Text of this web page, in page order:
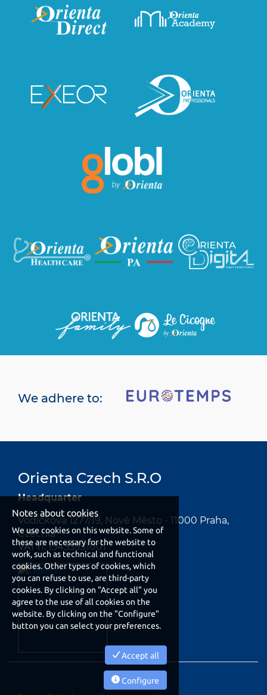
We adhere to:
Orienta Czech S.R.O
Headquarter
Vodičkova 1277/19, Nové Město - 11000 Praha,
Czechia
VAT n. 15433931001
Notes about cookies
We use cookies on this website. Some of
these are necessary for the website to
work, such as technical and functional
cookies. Other types of cookies, which
you can refuse to use, are third-party
cookies. By clicking on "Accept all" you
agree to the use of all cookies on the
website. By clicking on the "Configure"
button you can select your preferences.
Accept all
Configure